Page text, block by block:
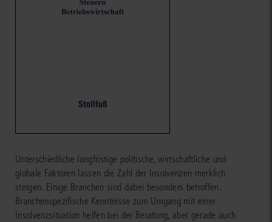
Unterschiedliche langfristige politische, wirtschaftliche und
globale Faktoren lassen die Zahl der Insolvenzen merklich
steigen. Einige Branchen sind dabei besonders betroffen.
Branchenspezifische Kenntnisse zum Umgang mit einer
Insolvenzsituation helfen bei der Beratung, aber gerade auch